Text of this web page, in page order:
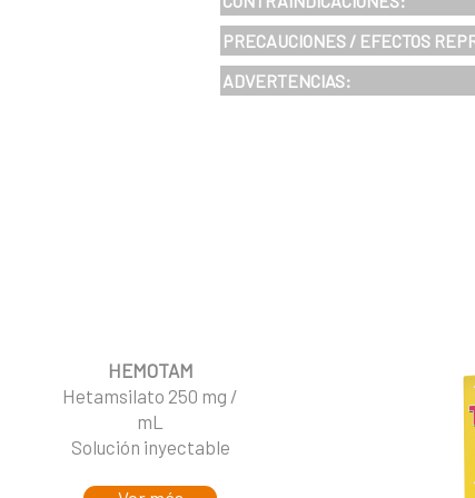
PRECAUCIONES / EFECTOS
ADVERTENCIAS:
HEMOTAM
Hetamsilato 250 mg /
mL
Solución inyectable